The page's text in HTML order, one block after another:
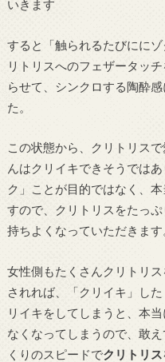
いきます
すると「触られるたびにに
リトリスへのフェザータッ
らせて、シンクロする陶酔
た。
この状態から、クリトリス
んはクリイキできそうでは
ク」ことが目的ではなく、
すので、クリトリスをたっ
持ちよくなっていただきます
女性側もたくさんクリトリ
されれば、「クリイキ」し
リイキをしてしまうと、本
なくなってしまうので、敢
くりのスピードでクリトリ